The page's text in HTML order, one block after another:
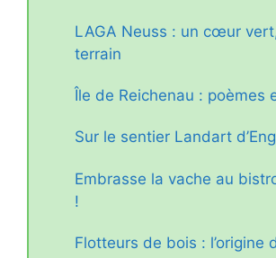
LAGA Neuss : un cœur
terrain
Île de Reichenau : poèmes
Sur le sentier Landart
Embrasse la vache au
!
Flotteurs de bois : l’origine